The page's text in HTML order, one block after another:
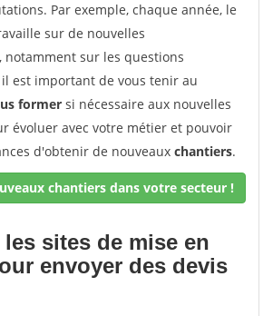
Par exemple, chaque année, le
sur de nouvelles
notamment sur les questions
est important de vous tenir au
former si nécessaire aux nouvelles
évoluer avec votre métier et pouvoir
d'obtenir de nouveaux chantiers.
chantiers dans votre secteur !
sites de mise en
envoyer des devis